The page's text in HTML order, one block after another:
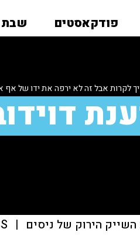
פודקאסטים שבת
לקרות אבל זה לא ירפה את ידו של אף
השייק הירוק של ניסים |